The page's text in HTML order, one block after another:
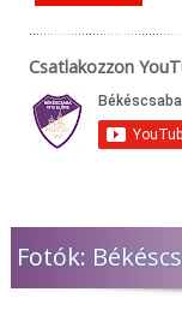
Csatlakozzon
Fotók: